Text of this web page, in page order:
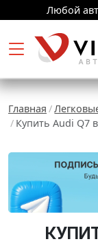
Любой
Главная
Купить Audi Q7